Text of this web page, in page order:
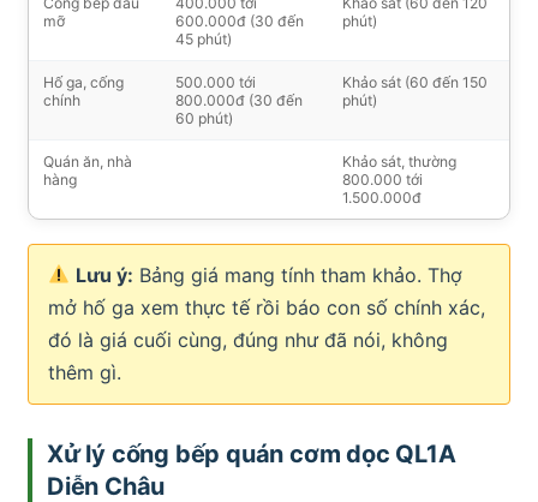
mỡ
600.000đ (30 đến
45 phút)
phút)
Hố ga, cống
chính
500.000 tới
800.000đ (30 đến
60 phút)
Khảo sát (60 đến 150
phút)
Quán ăn, nhà
hàng
Khảo sát, thường
800.000 tới
1.500.000đ
Lưu ý: Bảng giá mang tính tham khảo. Thợ
mở hố ga xem thực tế rồi báo con số chính xác,
đó là giá cuối cùng, đúng như đã nói, không
thêm gì.
Xử lý cống bếp quán cơm dọc QL1A
Diễn Châu